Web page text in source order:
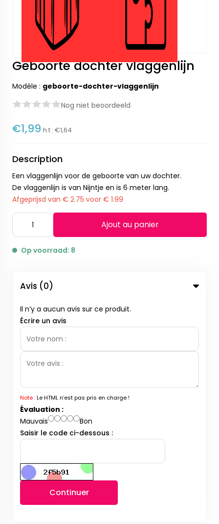
Geboorte dochter vlaggenlijn
Modèle : geboorte-dochter-vlaggenlijn
Nog niet beoordeeld
€1,99 h.t : €1,64
Description
Een vlaggenlijn voor de geboorte van uw dochter.
De vlaggenlijn is van Nijntje en is 6 meter lang.
Afgeprijsd van € 2.75 voor € 1.99
Ajout au panier
Op voorraad: 8
Avis (0)
Il n’y a aucun avis sur ce produit.
Écrire un avis
Note :Le HTML n’est pas pris en charge !
Évaluation :
Mauvais
Bon
Saisir le code ci-dessous :
Continuer